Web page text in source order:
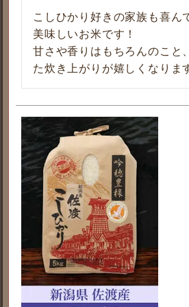
こしひかり好きの家族も喜ん
美味しいお米です！
甘さや香りはもちろんのこと
た炊き上がりが嬉しくなりま